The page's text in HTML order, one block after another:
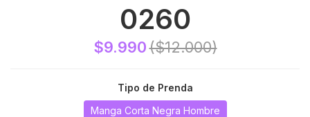
0260
$9.990($12.000)
Tipo de Prenda
Manga Corta Negra Hombre